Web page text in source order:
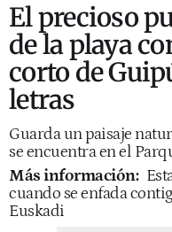
El precioso
de la playa
corto de
letras
Guarda un paisaje
se encuentra en el
Más información:
cuando se enfada
Euskadi